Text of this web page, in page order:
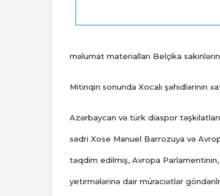
məlumat materialları Belçika
Mitinqin sonunda Xocalı şəhidlərinin
Azərbaycan və türk diaspor
sədri Xose Manuel Barrozuya və
təqdim edilmiş, Avropa Parlamentinin,
yetirmələrinə dair müraciətlər